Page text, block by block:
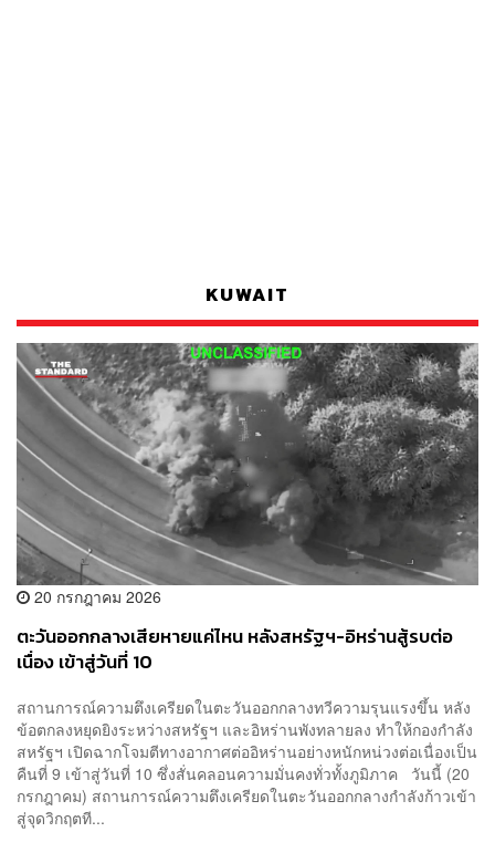
KUWAIT
20 กรกฎาคม 2026
ตะวันออกกลางเสียหายแค่ไหน หลังสหรัฐฯ-อิหร่านสู้รบต่อ
เนื่อง เข้าสู่วันที่ 10
สถานการณ์ความตึงเครียดในตะวันออกกลางทวีความรุนแรงขึ้น หลัง
ข้อตกลงหยุดยิงระหว่างสหรัฐฯ และอิหร่านพังทลายลง ทำให้กองกำลัง
สหรัฐฯ เปิดฉากโจมตีทางอากาศต่ออิหร่านอย่างหนักหน่วงต่อเนื่องเป็น
คืนที่ 9 เข้าสู่วันที่ 10 ซึ่งสั่นคลอนความมั่นคงทั่วทั้งภูมิภาค วันนี้ (20
กรกฎาคม) สถานการณ์ความตึงเครียดในตะวันออกกลางกำลังก้าวเข้า
สู่จุดวิกฤตที...